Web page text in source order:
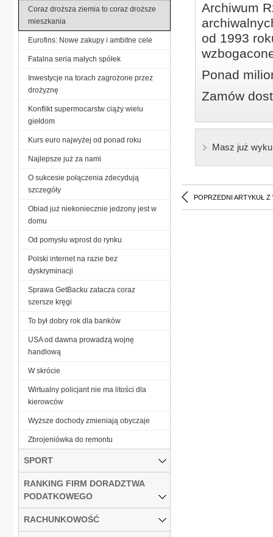
Archiwum
od 1993
Ponad
Zamów
Masz już
POPRZEDNI ARTYKUŁ Z
Coraz droższa ziemia to coraz droższe
mieszkania
Eurofins: Nowe zakupy i ambitne cele
Fatalna seria małych spółek
Inwestycje na torach zagrożone przez
drożyznę
Konflikt supermocarstw ciąży wielu
giełdom
Kurs euro najwyżej od ponad roku
Najlepsze już za nami
O sukcesie połączenia zdecydują
szczegóły
Obiad już niekoniecznie jedzony jest w
domu
Od pomysłu wprost do rynku
Polski internet na razie bez
dyskryminacji
Sprawa GetBacku zatacza coraz
szersze kręgi
To był dobry rok dla banków
USA od dawna prowadzą wojnę
handlową
W skrócie
Wirtualny policjant nie ma litości dla
kierowców
Wyższe dochody zmieniają obyczaje
Zbrojeniówka do remontu
SPORT
RANKING FIRM DORADZTWA
PODATKOWEGO
RACHUNKOWOŚĆ